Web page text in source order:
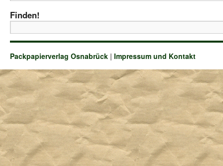
Finden!
Packpapierverlag Osnabrück | Impressum und Kontakt